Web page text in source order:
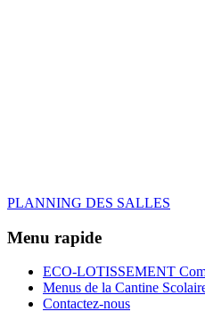
PLANNING DES SALLES
Menu rapide
ECO-LOTISSEMENT
Menus de la Cantine
Contactez-nous